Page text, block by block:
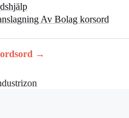
Av Bolag korsord
→